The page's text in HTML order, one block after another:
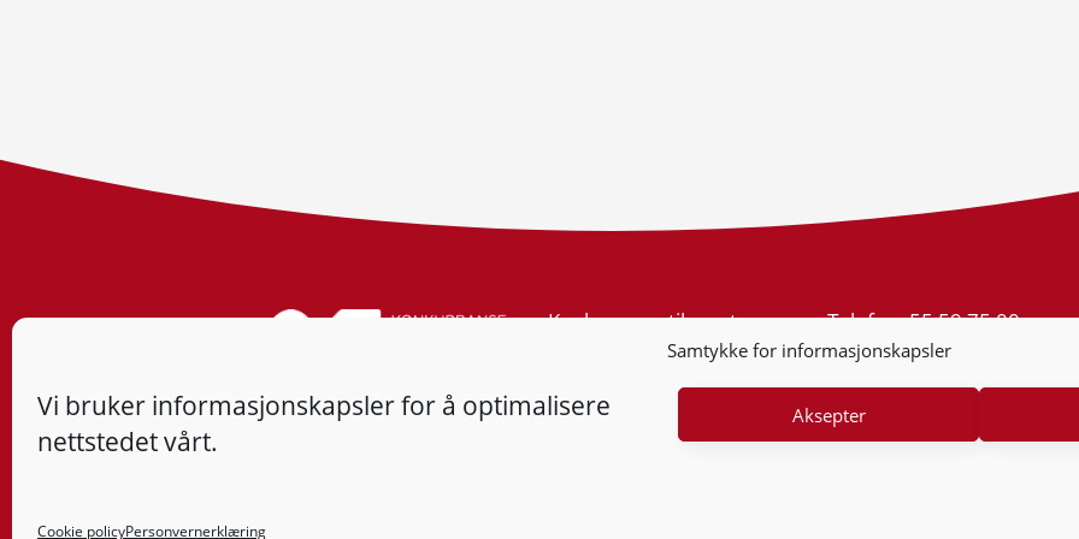
Samtykke for informasjonskapsler
Vi bruker informasjonskapsler for å optimalisere
nettstedet vårt.
Aksepter
Cookie policyPersonvernerklæring
Konkurransetilsynet
Postboks 439 Sentrum
Org.nr: 974 761 246
Telefon:55 59 75 00
E-post:post@kt.no
Nyhetsvarsel >>